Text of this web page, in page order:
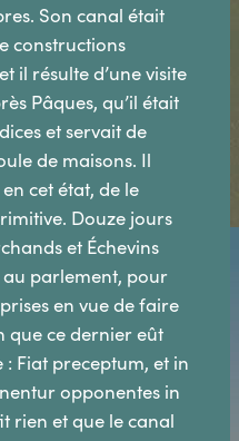
Son canal était
constructions
il résulte d’une visite
Pâques, qu’il était
et servait de
de maisons. Il
cet état, de le
Douze jours
et Échevins
au parlement, pour
en vue de faire
que ce dernier eût
Fiat preceptum, et in
opponentes in
rien et que le canal